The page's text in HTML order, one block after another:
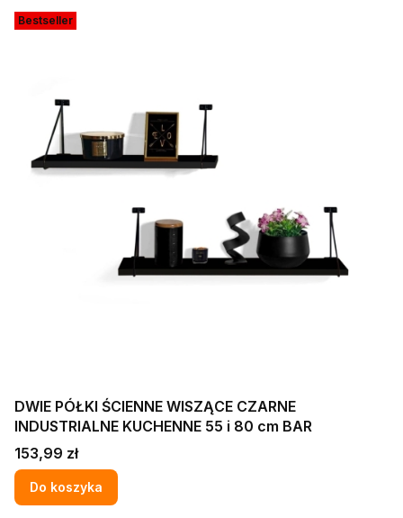
Bestseller
DWIE PÓŁKI ŚCIENNE WISZĄCE CZARNE
INDUSTRIALNE KUCHENNE 55 i 80 cm BAR
Cena
153,99 zł
Do koszyka